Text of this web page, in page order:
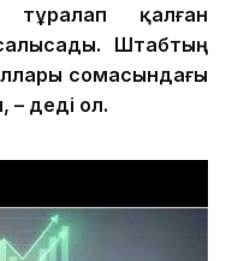
қалған
Штабтың
сомасындағы
, – деді ол.